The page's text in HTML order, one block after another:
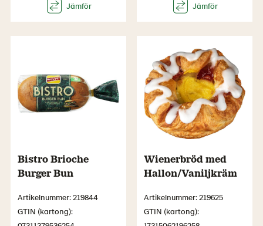
Bistro Brioche
Burger Bun
Artikelnummer: 219844
GTIN (kartong):
Wienerbröd med
Hallon/Vaniljkräm
Artikelnummer: 219625
GTIN (kartong):